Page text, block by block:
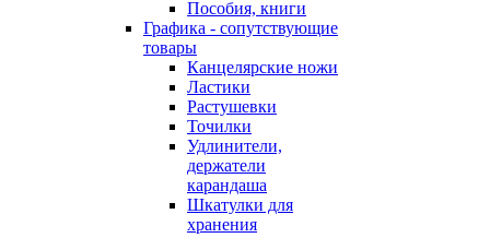
Пособия, книги
Графика - сопутствующие
товары
Канцелярские ножи
Ластики
Растушевки
Точилки
Удлинители,
держатели
карандаша
Шкатулки для
хранения